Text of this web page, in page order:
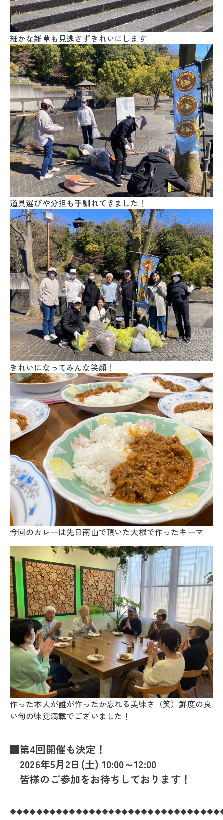
細かな雑草も見逃さずきれいにします
道具選びや分担も手馴れてきました！
きれいになってみんな笑顔！
今回のカレーは先日南山で頂いた大根で作ったキーマ
作った本人が誰が作ったか忘れる美味さ（笑）鮮度の良
い旬の味覚満載でございました！
■第4回開催も決定！
2026年5月2日(土) 10:00～12:00
皆様のご参加をお待ちしております！